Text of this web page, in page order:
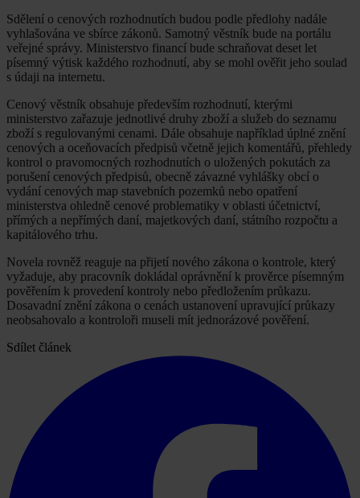
Sdělení o cenových rozhodnutích budou podle předlohy nadále
vyhlašována ve sbírce zákonů. Samotný věstník bude na portálu
veřejné správy. Ministerstvo financí bude schraňovat deset let
písemný výtisk každého rozhodnutí, aby se mohl ověřit jeho soulad
s údaji na internetu.
Cenový věstník obsahuje především rozhodnutí, kterými
ministerstvo zařazuje jednotlivé druhy zboží a služeb do seznamu
zboží s regulovanými cenami. Dále obsahuje například úplné znění
cenových a oceňovacích předpisů včetně jejich komentářů, přehledy
kontrol o pravomocných rozhodnutích o uložených pokutách za
porušení cenových předpisů, obecně závazné vyhlášky obcí o
vydání cenových map stavebních pozemků nebo opatření
ministerstva ohledně cenové problematiky v oblasti účetnictví,
přímých a nepřímých daní, majetkových daní, státního rozpočtu a
kapitálového trhu.
Novela rovněž reaguje na přijetí nového zákona o kontrole, který
vyžaduje, aby pracovník dokládal oprávnění k prověrce písemným
pověřením k provedení kontroly nebo předložením průkazu.
Dosavadní znění zákona o cenách ustanovení upravující průkazy
neobsahovalo a kontroloři museli mít jednorázové pověření.
Sdílet článek